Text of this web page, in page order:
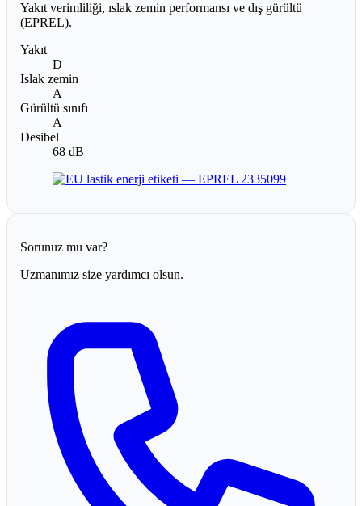
Yakıt verimliliği, ıslak zemin performansı ve dış gürültü
(EPREL).
Yakıt
D
Islak zemin
A
Gürültü sınıfı
A
Desibel
68 dB
Sorunuz mu var?
Uzmanımız size yardımcı olsun.